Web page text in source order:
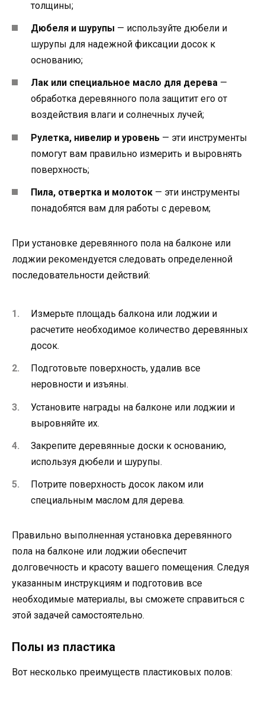
толщины;
Дюбеля и шурупы — используйте дюбели и
шурупы для надежной фиксации досок к
основанию;
Лак или специальное масло для дерева —
обработка деревянного пола защитит его от
воздействия влаги и солнечных лучей;
Рулетка, нивелир и уровень — эти инструменты
помогут вам правильно измерить и выровнять
поверхность;
Пила, отвертка и молоток — эти инструменты
понадобятся вам для работы с деревом;
При установке деревянного пола на балконе или
лоджии рекомендуется следовать определенной
последовательности действий:
Измерьте площадь балкона или лоджии и
расчетите необходимое количество деревянных
досок.
Подготовьте поверхность, удалив все
неровности и изъяны.
Установите награды на балконе или лоджии и
выровняйте их.
Закрепите деревянные доски к основанию,
используя дюбели и шурупы.
Потрите поверхность досок лаком или
специальным маслом для дерева.
Правильно выполненная установка деревянного
пола на балконе или лоджии обеспечит
долговечность и красоту вашего помещения. Следуя
указанным инструкциям и подготовив все
необходимые материалы, вы сможете справиться с
этой задачей самостоятельно.
Полы из пластика
Вот несколько преимуществ пластиковых полов: